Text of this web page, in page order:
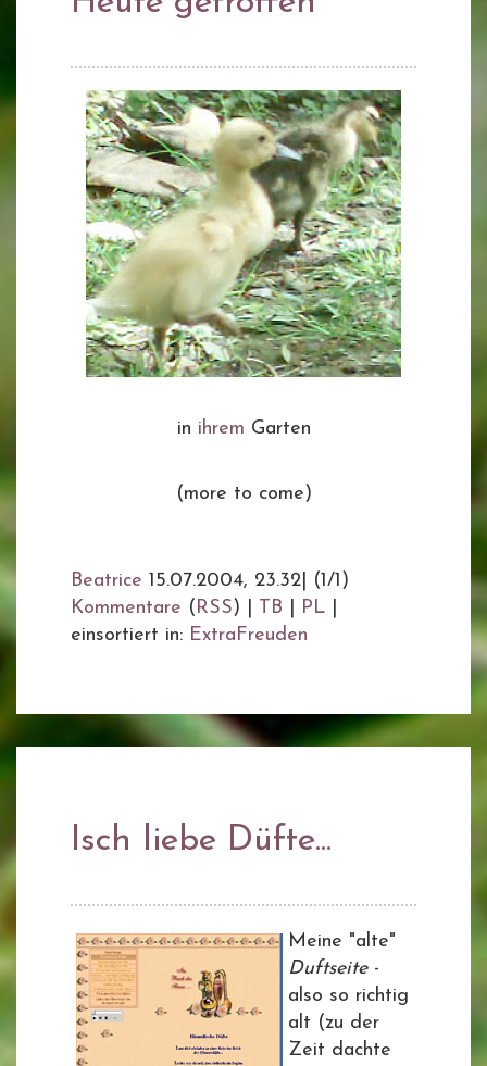
in ihrem Garten
(more to come)
Beatrice 15.07.2004, 23.32
(1/1)
Kommentare (RSS) | TB PL
einsortiert in: ExtraFreuden
Isch liebe Düfte...
Meine "alte"
Duftseite-
also so richtig
alt (zu der
Zeit dachte